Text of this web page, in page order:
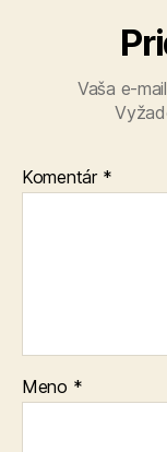
Vaša e-
Komentár *
Meno *